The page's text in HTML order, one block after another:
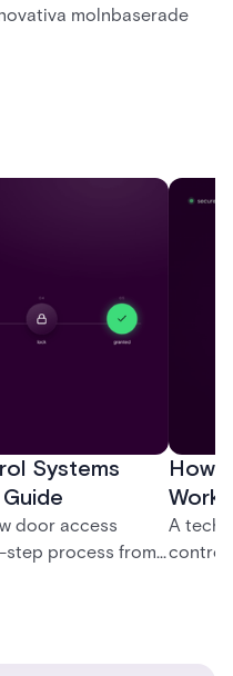
molnbaserade
Systems
door access
process from
the access control
How
A
control